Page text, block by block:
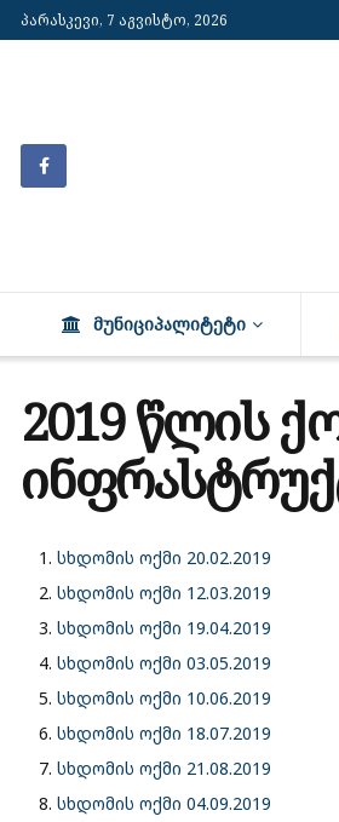
პარასკევი, 7 აგვისტო, 2026
ᲛᲣᲜᲘᲪᲘᲞᲐᲚᲘᲢᲔᲢᲘ
2019 წლის
სხდომის ოქმი 20.02.2019
სხდომის ოქმი 12.03.2019
სხდომის ოქმი 19.04.2019
სხდომის ოქმი 03.05.2019
სხდომის ოქმი 10.06.2019
სხდომის ოქმი 18.07.2019
სხდომის ოქმი 21.08.2019
სხდომის ოქმი 04.09.2019